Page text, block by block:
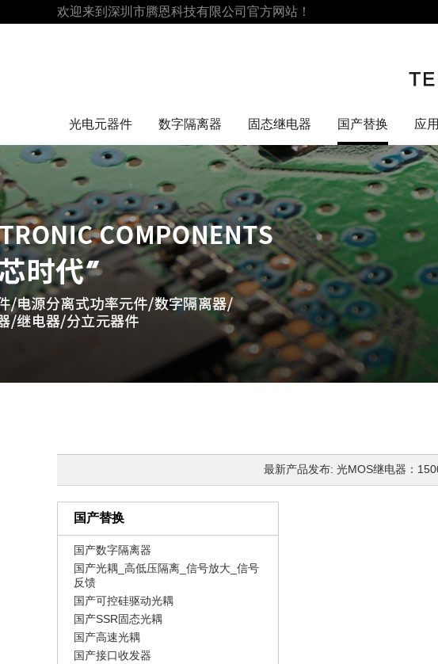
欢迎来到深圳市腾恩科技有限公司官方网站！
光电元器件 数字隔离器 固态继电器 国产替换 应
最新产品发布: 光MOS继电器：
国产替换
国产数字隔离器
国产光耦_高低压隔离_信号放大_信号
反馈
国产可控硅驱动光耦
国产SSR固态光耦
国产高速光耦
国产接口收发器